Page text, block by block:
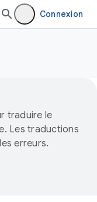
Connexion
traduire le
Les traductions
erreurs.